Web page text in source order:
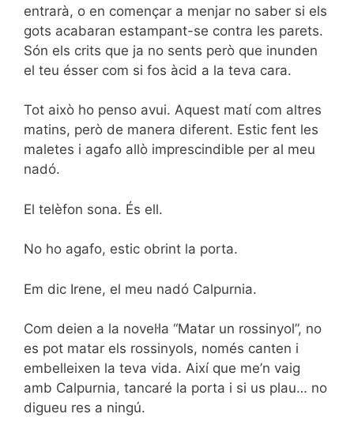
entrarà, o en començar a menjar no saber si els
gots acabaran estampant-se contra les parets.
Són els crits que ja no sents però que inunden
el teu ésser com si fos àcid a la teva cara.
Tot això ho penso avui. Aquest matí com altres
matins, però de manera diferent. Estic fent les
maletes i agafo allò imprescindible per al meu
nadó.
El telèfon sona. És ell.
No ho agafo, estic obrint la porta.
Em dic Irene, el meu nadó Calpurnia.
Com deien a la novel·la “Matar un rossinyol”, no
es pot matar els rossinyols, només canten i
embelleixen la teva vida. Així que me’n vaig
amb Calpurnia, tancaré la porta i si us plau… no
digueu res a ningú.